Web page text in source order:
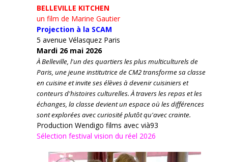
BELLEVILLE KITCHEN
un film de Marine Gautier
Projection à la SCAM
5 avenue Vélasquez Paris
Mardi 26 mai 2026
À Belleville, l'un des quartiers les plus multiculturels de
Paris, une jeune institutrice de CM2 transforme sa classe
en cuisine et invite ses élèves à devenir cuisiniers et
conteurs d'histoires culturelles.À travers les repas et les
échanges, la classe devient un espace où les différences
sont explorées avec curiosité plutôt qu'avec crainte.
Production Wendigo films avec vià93
Sélection festival vision du réel 2026